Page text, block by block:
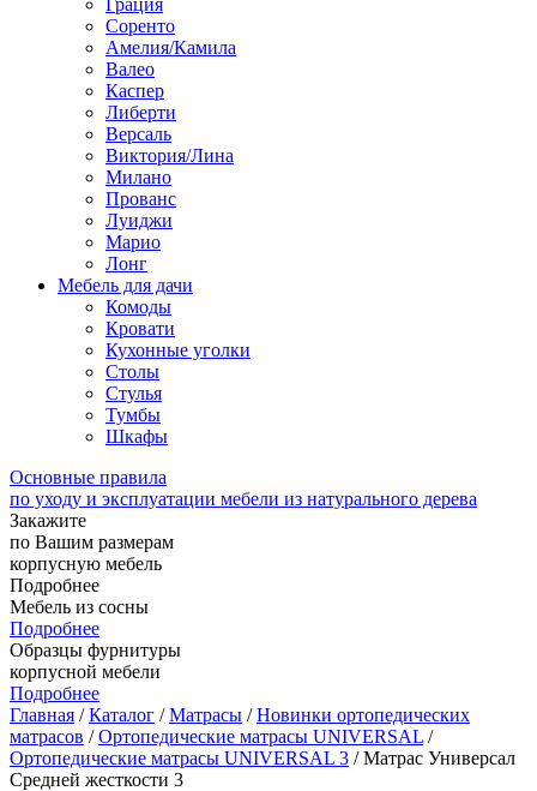
Грация
Соренто
Амелия/Камила
Валео
Каспер
Либерти
Версаль
Виктория/Лина
Милано
Прованс
Луиджи
Марио
Лонг
Мебель для дачи
Комоды
Кровати
Кухонные уголки
Столы
Стулья
Тумбы
Шкафы
Основные правила
по уходу и эксплуатации мебели из натурального дерева
Закажите
по Вашим размерам
корпусную мебель
Подробнее
Мебель из сосны
Подробнее
Образцы фурнитуры
корпусной мебели
Подробнее
Главная /Каталог /Матрасы /Новинки ортопедических
матрасов /Ортопедические матрасы UNIVERSAL /
Ортопедические матрасы UNIVERSAL 3 / Матрас Универсал
Средней жесткости 3